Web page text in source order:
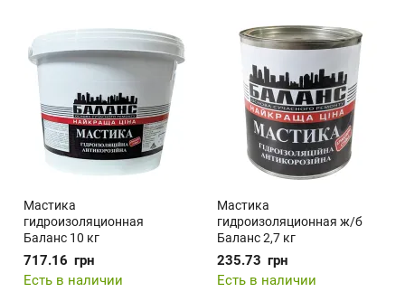
Мастика
гидроизоляционная
Баланс 10 кг
717.16 грн
Есть в наличии
Мастика
гидроизоляционная ж/б
Баланс 2,7 кг
235.73 грн
Есть в наличии